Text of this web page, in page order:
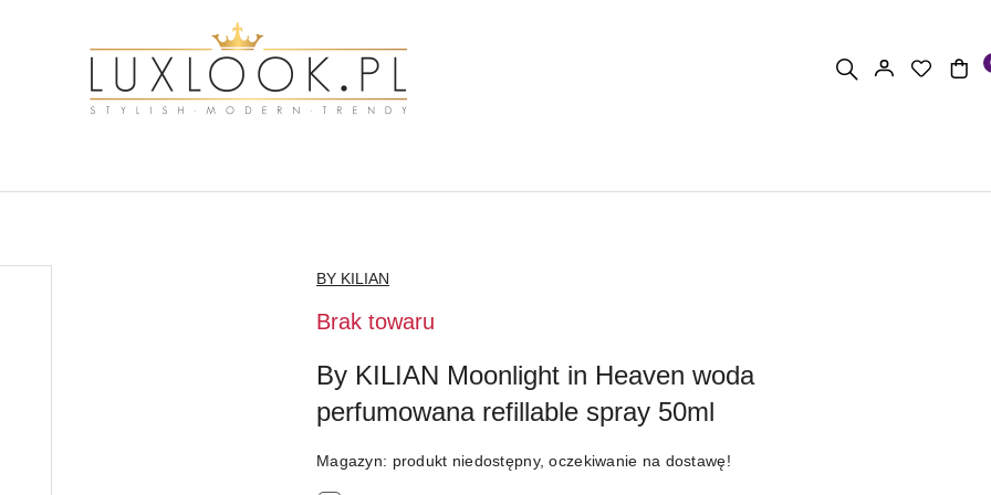
NAZWA
PRODUCENTA:
BY KILIAN
Brak towaru
By KILIAN Moonlight in Heaven woda
perfumowana refillable spray 50ml
Magazyn: produkt niedostępny, oczekiwanie na dostawę!